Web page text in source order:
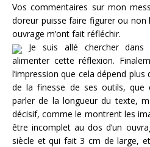
Vos commentaires sur mon
doreur puisse faire figurer ou non
ouvrage m’ont fait réfléchir.
Je suis allé chercher
alimenter cette réflexion.
l’impression que cela dépend
de la finesse de ses outils, que
parler de la longueur du texte,
décisif, comme le montrent les
être incomplet au dos d’un
siècle et qui fait 3 cm de large,